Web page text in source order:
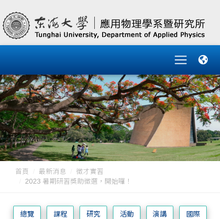
首頁 最新消息
徵才實習
2023 暑期研習獎助徵選，開始囉！
總覽 課程 研究 活動 演講 國際